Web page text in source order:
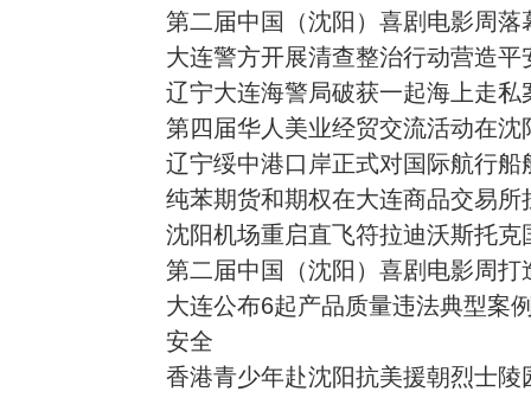
第二届中国（沈阳）喜剧电影周落
大连警方开展清查整治行动营造
辽宁大连海警局破获一起海上走私
第四届华人美业经贸交流活动在沈
辽宁绥中港口岸正式对国际航行船
纯苯期货和期权在大连商品交易所
沈阳机场重启直飞符拉迪沃斯托克
第二届中国（沈阳）喜剧电影周打
大连公布6起产品质量违法典型案
安全
香港青少年赴沈阳抗美援朝烈士陵